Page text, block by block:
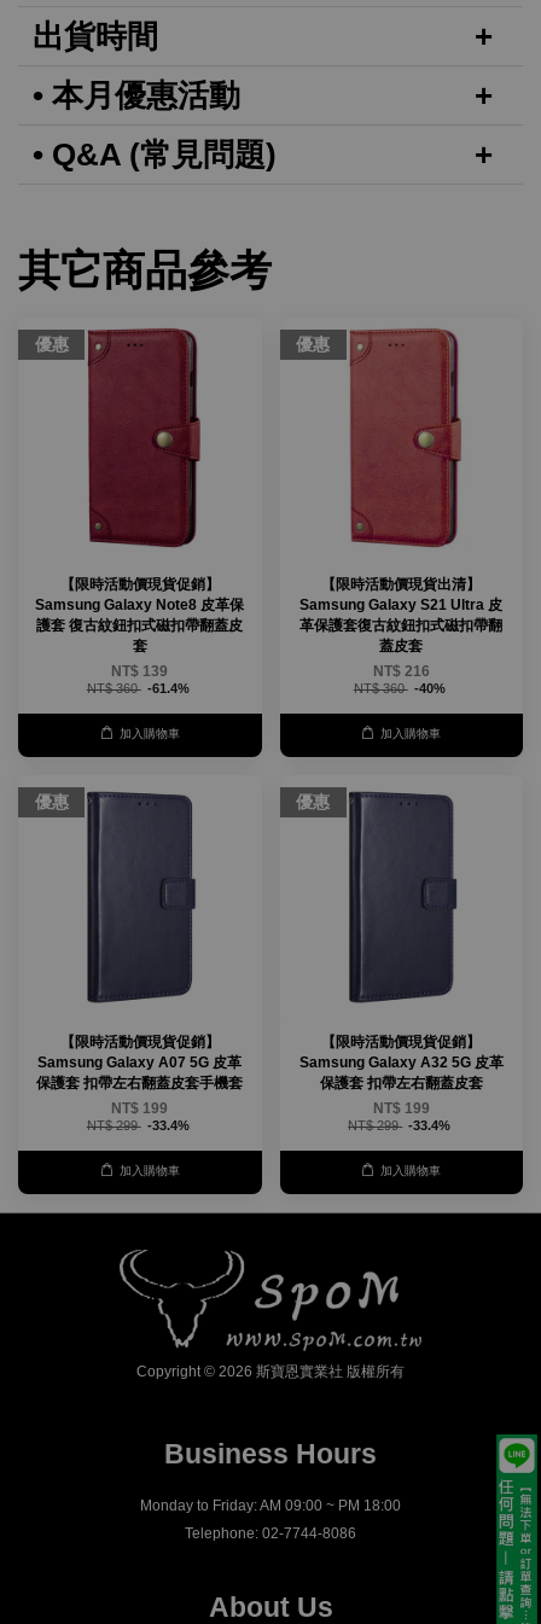
出貨時間
• 本月優惠活動
• Q&A (常見問題)
其它商品參考
優惠
【限時活動價現貨促銷】
Samsung Galaxy Note8 皮革保
護套 復古紋鈕扣式磁扣帶翻蓋皮
套
NT$ 139
NT$ 360 -61.4%
加入購物車
優惠
【限時活動價現貨出清】
Samsung Galaxy S21 Ultra 皮
革保護套復古紋鈕扣式磁扣帶翻
蓋皮套
NT$ 216
NT$ 360 -40%
加入購物車
優惠
【限時活動價現貨促銷】
Samsung Galaxy A07 5G 皮革
保護套 扣帶左右翻蓋皮套手機套
NT$ 199
NT$ 299 -33.4%
加入購物車
優惠
【限時活動價現貨促銷】
Samsung Galaxy A32 5G 皮革
保護套 扣帶左右翻蓋皮套
NT$ 199
NT$ 299 -33.4%
加入購物車
Copyright © 2026 斯寶恩實業社 版權所有
Business Hours
Monday to Friday: AM 09:00 ~ PM 18:00
Telephone: 02-7744-8086
About Us